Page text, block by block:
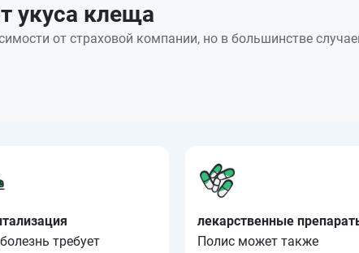
укуса клеща
от страховой компании, но в большинстве
требует
лекарственные
Полис может также